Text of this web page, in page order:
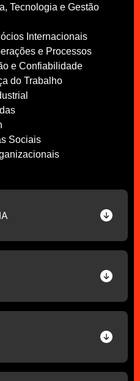
Tecnologia e Gestão
Internacionais
e Processos
e Confiabilidade
do Trabalho
Sociais